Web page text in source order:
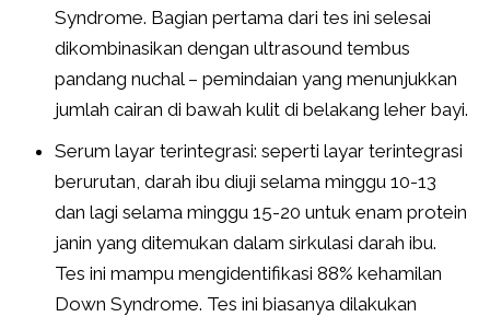
Syndrome. Bagian pertama dari tes ini selesai
dikombinasikan dengan ultrasound tembus
pandang nuchal – pemindaian yang menunjukkan
jumlah cairan di bawah kulit di belakang leher bayi.
Serum layar terintegrasi: seperti layar terintegrasi
berurutan, darah ibu diuji selama minggu 10-13
dan lagi selama minggu 15-20 untuk enam protein
janin yang ditemukan dalam sirkulasi darah ibu.
Tes ini mampu mengidentifikasi 88% kehamilan
Down Syndrome. Tes ini biasanya dilakukan